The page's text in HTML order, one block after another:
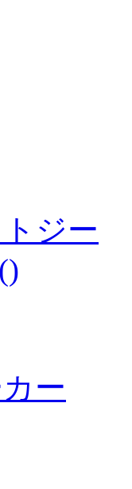
ジー
ー